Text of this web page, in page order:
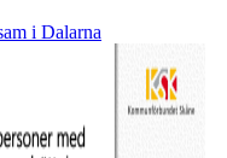
i Dalarna